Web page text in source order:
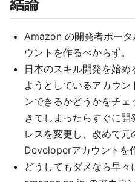
結論
Amazon の開発者ポー
ウントを作るべからず。
日本のスキル開発を始
ようとしているアカウ
ンできるかどうかをチ
きてしまったらすぐに
レスを変更し、改めて
Developerアカウントを
どうしてもダメなら早